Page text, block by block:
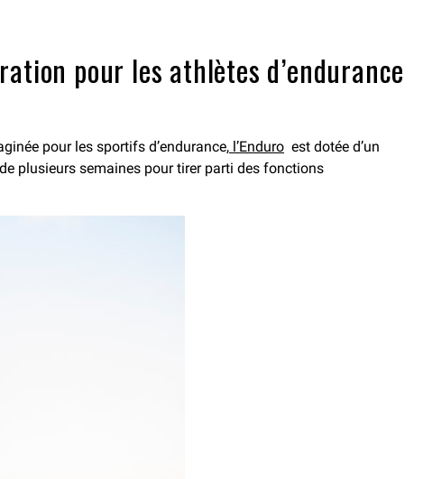
pour les athlètes d’endurance
pour les sportifs d’endurance, l’Enduro est dotée d’un
plusieurs semaines pour tirer parti des fonctions